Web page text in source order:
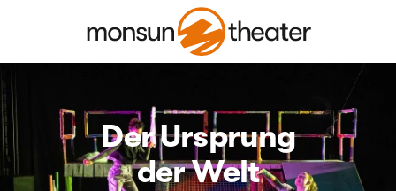
Der Ursprung
der Welt